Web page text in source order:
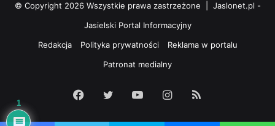
© Copyright 2026 Wszystkie prawa zastrzeżone | Jaslonet.pl -
Jasielski Portal Informacyjny
Redakcja
Polityka prywatności
Reklama w portalu
Patronat medialny
Facebook
Twitter YouTubeInstagram
1